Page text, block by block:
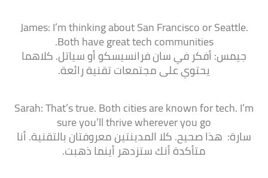
James: I’m thinking about San Francisco or Seattle.
Both have great tech communities.
جيمس: أفكر في سان فرانسيسكو أو سياتل. كلاهما
يحتوي على مجتمعات تقنية رائعة.
Sarah: That’s true. Both cities are known for tech. I’m
sure you’ll thrive wherever you go
سارة: هذا صحيح. كلا المدينتين معروفتان بالتقنية. أنا
متأكدة أنك ستزدهر أينما ذهبت.